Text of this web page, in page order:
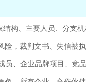
结构、主要人员、分支
险，裁判文书、失信被
员、企业品牌项目、竞